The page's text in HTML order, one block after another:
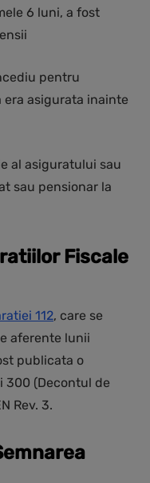
6 luni, a fost
pentru
era asigurata inainte
al asiguratului sau
sau pensionar la
Fiscale
112, care se
aferente lunii
publicata o
300 (Decontul de
Rev. 3.